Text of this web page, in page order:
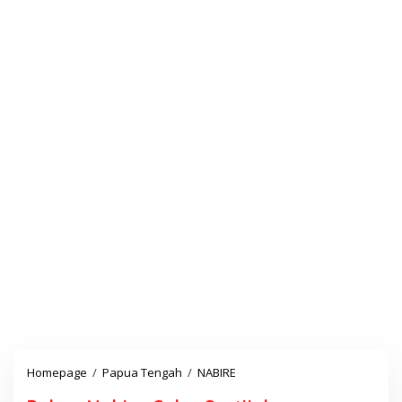
Homepage / Papua Tengah / NABIRE